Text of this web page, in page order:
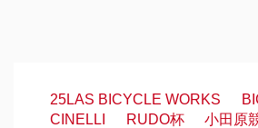
25LAS BICYCLE WORKS
CINELLI
RUDO杯
小田原